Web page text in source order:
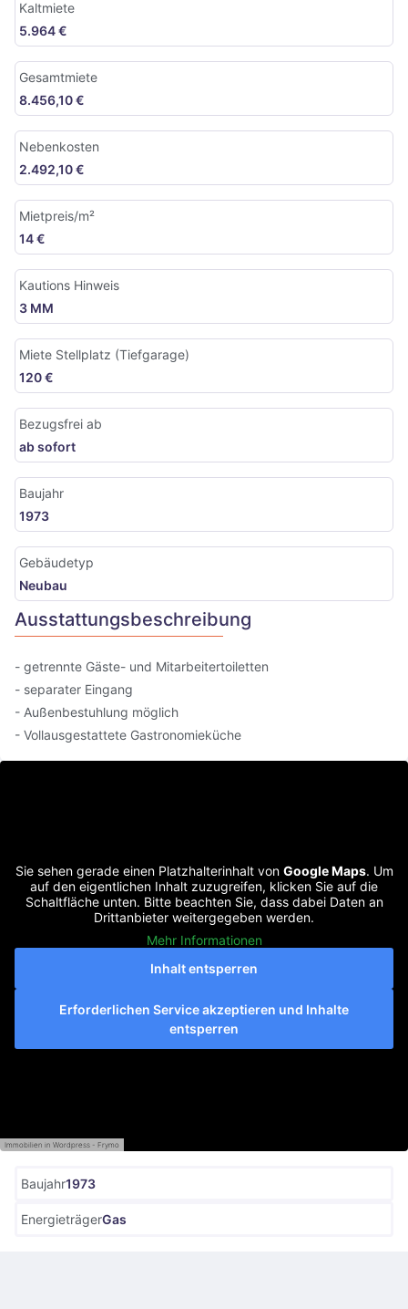
Kaltmiete
5.964 €
Gesamtmiete
8.456,10 €
Nebenkosten
2.492,10 €
Mietpreis/m²
14 €
Kautions Hinweis
3 MM
Miete Stellplatz (Tiefgarage)
120 €
Bezugsfrei ab
ab sofort
Baujahr
1973
Gebäudetyp
Neubau
Ausstattungsbeschreibung
- getrennte Gäste- und Mitarbeitertoiletten
- separater Eingang
- Außenbestuhlung möglich
- Vollausgestattete Gastronomieküche
Sie sehen gerade einen Platzhalterinhalt von Google Maps. Um
auf den eigentlichen Inhalt zuzugreifen, klicken Sie auf die
Schaltfläche unten. Bitte beachten Sie, dass dabei Daten an
Drittanbieter weitergegeben werden.
Mehr Informationen
Inhalt entsperren
Erforderlichen Service akzeptieren und Inhalte
entsperren
Immobilien in Wordpress - Frymo
Baujahr1973
EnergieträgerGas